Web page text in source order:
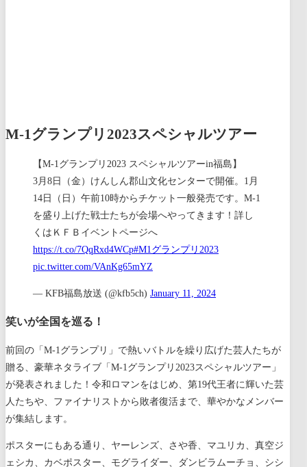
M-1グランプリ2023スペシャルツアー
【M-1グランプリ2023 スペシャルツアーin福島】
3月8日（金）けんしん郡山文化センターで開催。1月
14日（日）午前10時からチケット一般発売です。M-1
を盛り上げた戦士たちが会場へやってきます！詳し
くはＫＦＢイベントページへ
https://t.co/7QqRxd4WCp#M1グランプリ2023
pic.twitter.com/VAnKg65mYZ
— KFB福島放送 (@kfb5ch) January 11, 2024
笑いが全国を巡る！
前回の「M-1グランプリ」で熱いバトルを繰り広げた芸人たちが
贈る、豪華ネタライブ「M-1グランプリ2023スペシャルツアー」
が発表されました！令和ロマンをはじめ、第19代王者に輝いた芸
人たちや、ファイナリストから敗者復活まで、華やかなメンバー
が集結します。
ポスターにもある通り、ヤーレンズ、さや香、マユリカ、真空ジ
ェシカ、カベポスター、モグライダー、ダンビラムーチョ、シシ